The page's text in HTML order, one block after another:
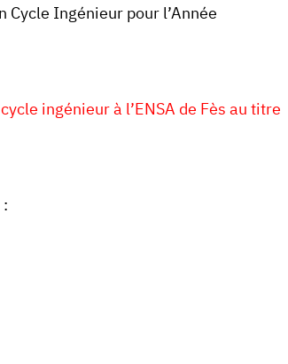
Cycle Ingénieur pour l’Année
ingénieur à l’ENSA de Fès au titre